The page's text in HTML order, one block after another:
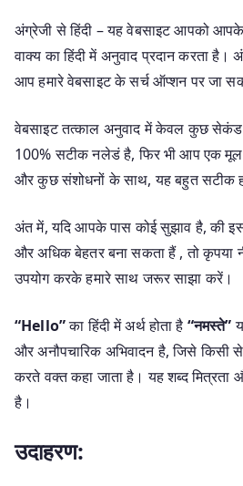
अंग्रेजी से हिंदी – यह वेबसाइट आपको आपके
वाक्य का हिंदी में अनुवाद प्रदान करता है।
आप हमारे वेबसाइट के सर्च ऑप्शन पर जा
वेबसाइट तत्काल अनुवाद में केवल कुछ सेकंड
100% सटीक नलेडं है, फिर भी आप एक मूल
और कुछ संशोधनों के साथ, यह बहुत सटीक
अंत में, यदि आपके पास कोई सुझाव है, की
और अधिक बेहतर बना सकता हैं , तो कृपया
उपयोग करके हमारे साथ जरूर साझा करें।
“Hello”का हिंदी में अर्थ होता है “नमस्ते”
और अनौपचारिक अभिवादन है, जिसे किसी
करते वक्त कहा जाता है। यह शब्द मित्रता
है।
उदाहरण: